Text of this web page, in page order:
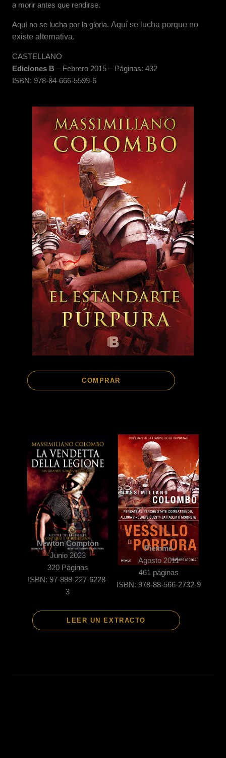
a morir antes que rendirse.
Aquí no se lucha por la gloria. Aquí se lucha porque no
existe alternativa.
CASTELLANO
Ediciones B – Febrero 2015 – Páginas: 432
ISBN: 978-84-666-5599-6
COMPRAR
Newton Compton
Junio 2023
320 Páginas
ISBN: 97-888-227-6228-
3
LEER UN EXTRACTO
Piemme
Agosto 2011
461 páginas
ISBN: 978-88-566-2732-9